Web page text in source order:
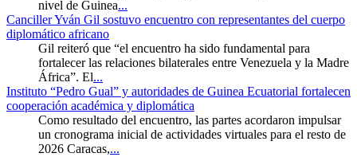
nivel de Guinea...
Canciller Yván Gil sostuvo encuentro con representantes del cuerpo
diplomático africano
Gil reiteró que “el encuentro ha sido fundamental para
fortalecer las relaciones bilaterales entre Venezuela y la Madre
África”. El...
Instituto “Pedro Gual” y autoridades de Guinea Ecuatorial fortalecen
cooperación académica y diplomática
Como resultado del encuentro, las partes acordaron impulsar
un cronograma inicial de actividades virtuales para el resto de
2026 Caracas,...